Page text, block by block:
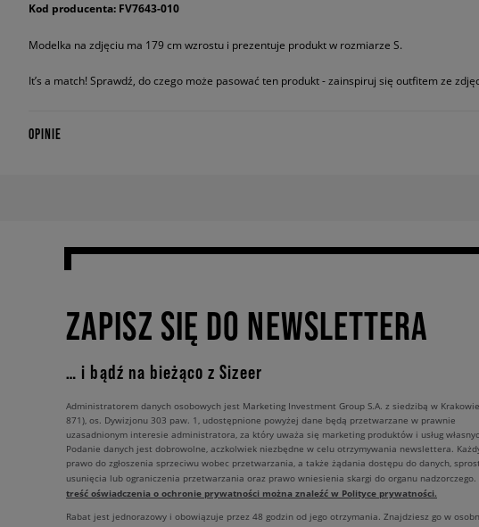
Kod producenta: FV7643-010
Modelka na zdjęciu ma 179 cm wzrostu i prezentuje produkt w rozmiarze S.
It’s a match! Sprawdź, do czego może pasować ten produkt - zainspiruj się outfitem ze
OPINIE
ZAPISZ SIĘ DO NEWSLETTERA
… i bądź na bieżąco z Sizeer
Administratorem danych osobowych jest Marketing Investment Group S.A. z siedzibą w
871), os. Dywizjonu 303 paw. 1, udostępnione powyżej dane będą przetwarzane w prawnie
uzasadnionym interesie administratora, za który uważa się marketing produktów i usług
Podanie danych jest dobrowolne, aczkolwiek niezbędne w celu otrzymywania newslettera.
prawo do zgłoszenia sprzeciwu wobec przetwarzania, a także żądania dostępu do danych,
usunięcia lub ograniczenia przetwarzania oraz prawo wniesienia skargi do organu nadzorczego.
treść oświadczenia o ochronie prywatności można znaleźć w Polityce prywatności.
Rabat jest jednorazowy i obowiązuje przez 48 godzin od jego otrzymania. Znajdziesz go w